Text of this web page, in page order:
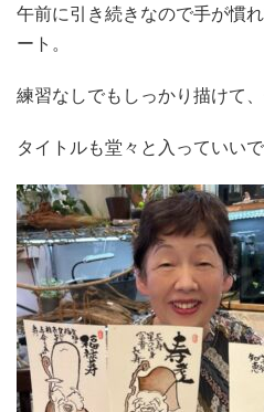
午前に引き続きなので手が慣
ート。
練習なしでもしっかり描けて
タイトルも堂々と入っていいで